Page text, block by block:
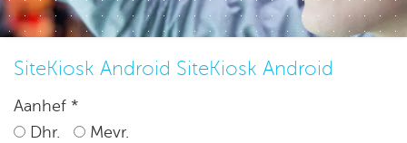
SiteKiosk Android SiteKiosk Android
Aanhef *
Dhr.
Mevr.